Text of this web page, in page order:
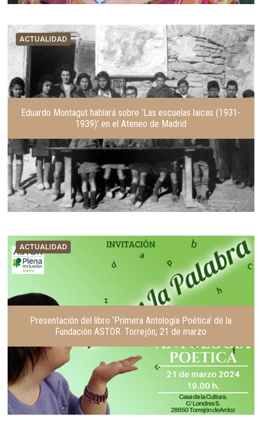
ACTUALIDAD
Eduardo Montagut hablará sobre ‘Las escuelas laicas (1931-
1939)’ en el Ateneo de Madrid
ACTUALIDAD
Presentación del libro ‘Primera Antología Poética’ de la
Fundación ASTOR. Torrejón, 21 de marzo